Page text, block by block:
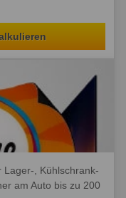
Lager-, Kühlschrank-
am Auto bis zu 200